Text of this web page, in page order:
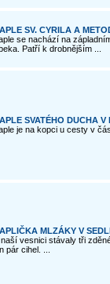
SV. CYRILA A
se nachází na
Patří k drobnějším ...
SVATÉHO DUCHA V
je na kopci u cesty v
MLZÁKY V
vesnici stávaly tři
pár cihel. ...